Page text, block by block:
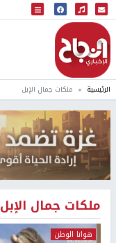
البث المباشر
إذاعة النجاح
الرئيسية ملكات جمال الإبل
ملكات جمال الإبل
هوانا الوطن